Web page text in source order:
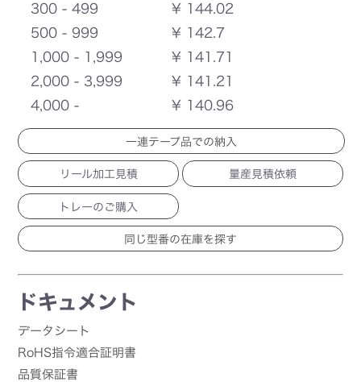
300 - 499
¥ 144.02
500 - 999
¥ 142.7
1,000 - 1,999
¥ 141.71
2,000 - 3,999
¥ 141.21
4,000 -
¥ 140.96
一連テープ品での納入
リール加工見積 量産見積依頼
トレーのご購入
ドキュメント
データシート
RoHS指令適合証明書
品質保証書